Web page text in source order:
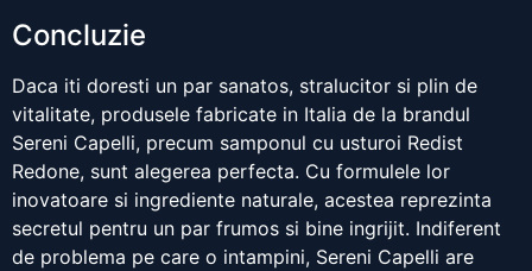
Concluzie
Daca iti doresti un par sanatos, stralucitor si plin de
vitalitate, produsele fabricate in Italia de la brandul
Sereni Capelli, precum samponul cu usturoi Redist
Redone, sunt alegerea perfecta. Cu formulele lor
inovatoare si ingrediente naturale, acestea reprezinta
secretul pentru un par frumos si bine ingrijit. Indiferent
de problema pe care o intampini, Sereni Capelli are